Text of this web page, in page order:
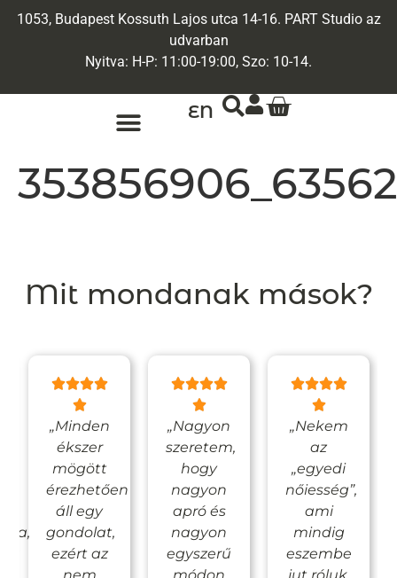
1053, Budapest Kossuth Lajos utca 14-16. PART Studio az
udvarban
Nyitva: H-P: 11:00-19:00, Szo: 10-14.
EN
Mit mondanak mások?
„Minden
ékszer
mögött
érezhetően
áll egy
gondolat,
ezért az
„Nagyon
szeretem,
hogy
nagyon
apró és
nagyon
egyszerű
„Nekem
az
„egyedi
nőiesség”,
ami
mindig
eszembe